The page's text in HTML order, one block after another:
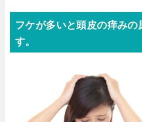
フケが多いと頭皮の痒みの
す。